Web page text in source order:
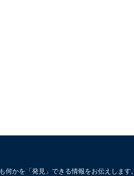
かを「発見」できる情報をお伝えします。